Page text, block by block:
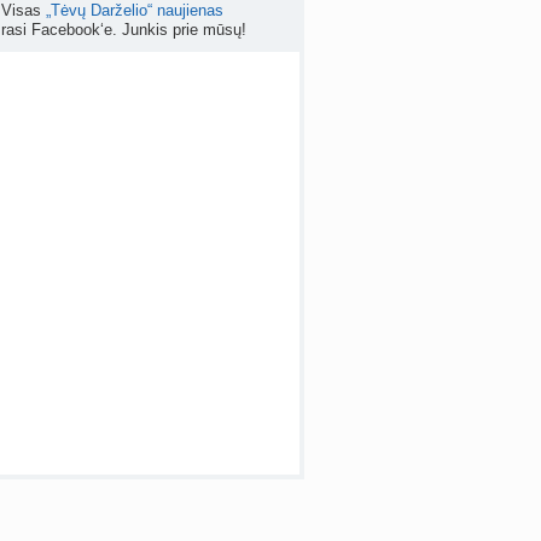
Visas „Tėvų Darželio“ naujienas
rasi Facebook‘e. Junkis prie mūsų!